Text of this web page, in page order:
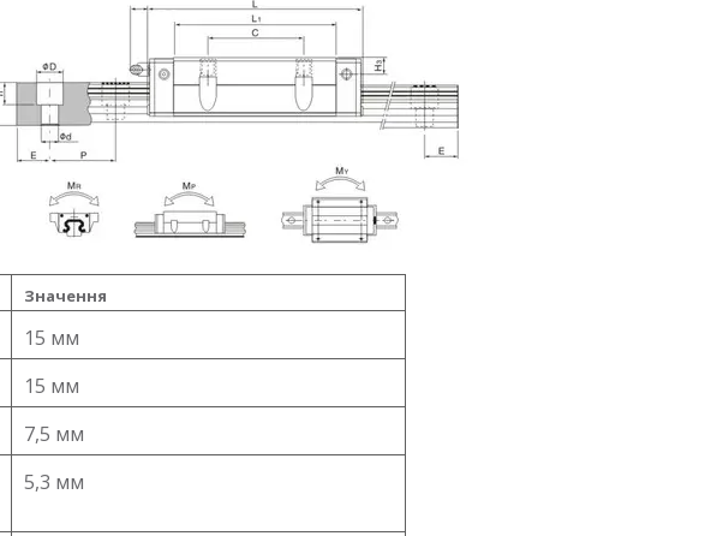
Значення
15 мм
15 мм
7,5 мм
5,3 мм